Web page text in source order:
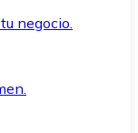
negocio.